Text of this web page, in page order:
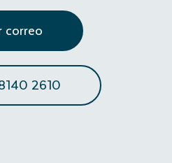
correo
2610